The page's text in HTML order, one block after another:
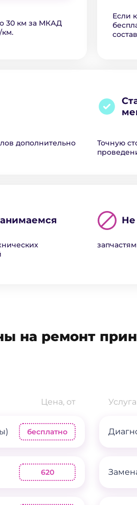
30 км за МКАД
км.
Если
дополнительно
Точную
Не
на ремонт
Цена, от Услуга
бесплатно
620